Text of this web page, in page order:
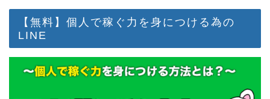
【無料】個人で稼ぐ力を身につける為の
LINE